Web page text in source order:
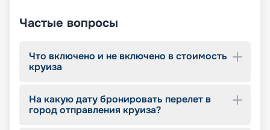
Частые вопросы
Что включено и не включено в стоимость
круиза
На какую дату бронировать перелет в
город отправления круиза?